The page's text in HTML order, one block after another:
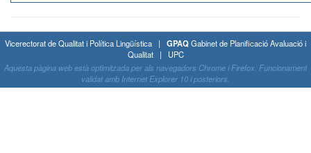
Vicerectorat de Qualitat i Política Lingüística | GPAQGabinet de Planificació Avaluació i
Qualitat | UPC
Aquesta pàgina web està optimitzada per als navegadors Chrome i Firefox. Funcionament
validat amb Internet Explorer 10 i posteriors.